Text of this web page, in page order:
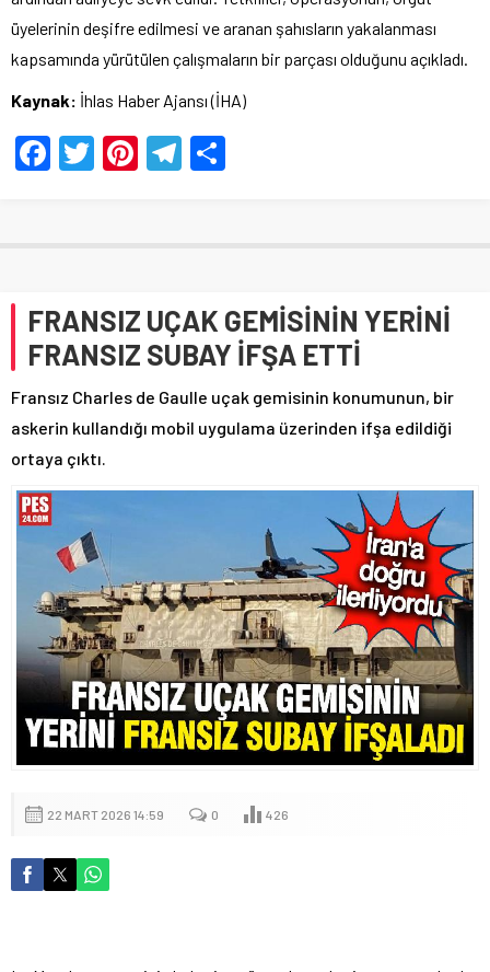
üyelerinin deşifre edilmesi ve aranan şahısların yakalanması
kapsamında yürütülen çalışmaların bir parçası olduğunu açıkladı.
Kaynak: İhlas Haber Ajansı (İHA)
Facebook
Twitter
Pinterest
Telegram
FRANSIZ UÇAK GEMİSİNİN YERİNİ
FRANSIZ SUBAY İFŞA ETTİ
Fransız Charles de Gaulle uçak gemisinin konumunun, bir
askerin kullandığı mobil uygulama üzerinden ifşa edildiği
ortaya çıktı.
22 MART 2026 14:59 0 426